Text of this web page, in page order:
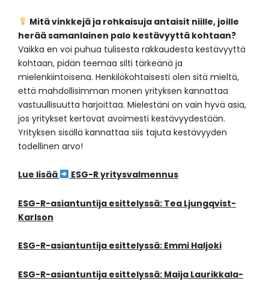
Mitä vinkkejä ja rohkaisuja antaisit niille, joille
herää samanlainen palo kestävyyttä kohtaan?
Vaikka en voi puhua tulisesta rakkaudesta kestävyyttä
kohtaan, pidän teemaa silti tärkeänä ja
mielenkiintoisena. Henkilökohtaisesti olen sitä mieltä,
että mahdollisimman monen yrityksen kannattaa
vastuullisuutta harjoittaa. Mielestäni on vain hyvä asia,
jos yritykset kertovat avoimesti kestävyydestään.
Yrityksen sisällä kannattaa siis tajuta kestävyyden
todellinen arvo!
Lue lisää ESG-R yritysvalmennus
ESG-R-asiantuntija esittelyssä: Tea Ljungqvist-
Karlson
ESG-R-asiantuntija esittelyssä: Emmi Haljoki
ESG-R-asiantuntija esittelyssä: Maija Laurikkala-